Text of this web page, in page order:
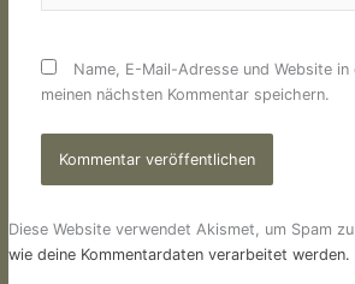
Name, E-Mail-Adresse und Website
meinen nächsten Kommentar speichern.
Diese Website verwendet Akismet, um Spam
wie deine Kommentardaten verarbeitet werden.